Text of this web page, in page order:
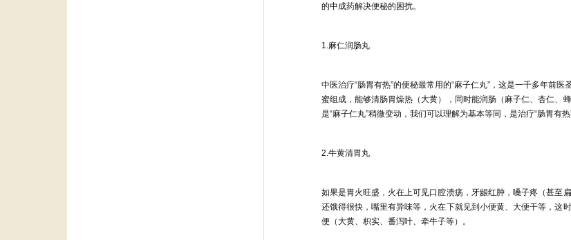
的中成药解决便秘的困扰。
1.麻仁润肠丸
中医治疗“肠胃有热”的便秘最常用的“麻子仁丸”，这是一千多年前医
蜜组成，能够清肠胃燥热（大黄），同时能润肠（麻子仁、杏仁、
是“麻子仁丸”稍微变动，我们可以理解为基本等同，是治疗“肠胃有热
2.牛黄清胃丸
如果是胃火旺盛，火在上可见口腔溃疡，牙龈红肿，嗓子疼（甚至
还饿得很快，嘴里有异味等，火在下就见到小便黄、大便干等，这
便（大黄、枳实、番泻叶、牵牛子等）。